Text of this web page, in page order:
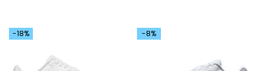
-18% -8%